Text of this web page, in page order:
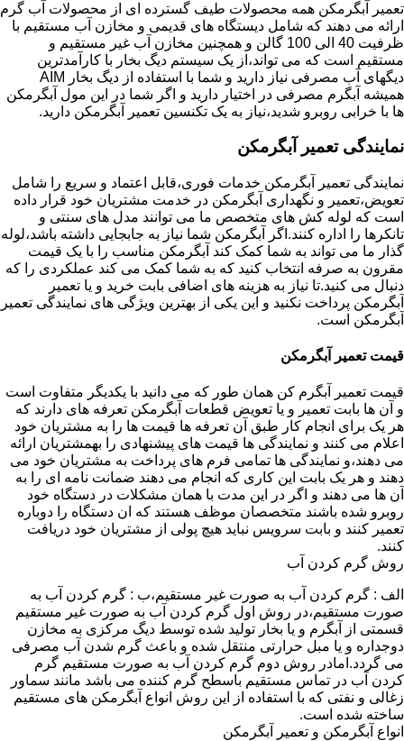
تعمیر آبگرمکن همه محصولات طیف گسترده ای از محصولات آب گرم
ارائه می دهند که شامل دیستگاه های قدیمی و مخازن آب مستقیم با
ظرفیت 40 الی 100 گالن و همچنین مخازن آب غیر مستقیم و
مستقیم است که می تواند،از یک سیستم دیگ بخار با کارآمدترین
دیگهای آب مصرفی نیاز دارید و شما با استفاده از دیگ بخار AIM
همیشه آبگرم مصرفی در اختیار دارید و اگر شما در این مول آبگرمکن
ها با خرابی روبرو شدید،نیاز به یک تکنسین تعمیر آبگرمکن دارید.
نمایندگی تعمیر آبگرمکن
نمایندگی تعمیر آبگرمکن خدمات فوری،قابل اعتماد و سریع را شامل
تعویض،تعمیر و نگهداری آبگرمکن در خدمت مشتریان خود قرار داده
است که لوله کش های متخصص ما می توانند مدل های سنتی و
تانکرها را اداره کنند.اگر آبگرمکن شما نیاز به جابجایی داشته باشد،لوله
گذار ما می تواند به شما کمک کند آبگرمکن مناسب را با یک قیمت
مقرون به صرفه انتخاب کنید که به شما کمک می کند عملکردی را که
دنبال می کنید.تا نیاز به هزینه های اضافی بابت خرید و یا تعمیر
آبگرمکن پرداخت نکنید و این یکی از بهترین ویژگی های نمایندگی تعمیر
آبگرمکن است.
قیمت تعمیر آبگرمکن
قیمت تعمیر آبگرم کن همان طور که می دانید با یکدیگر متفاوت است
و آن ها بابت تعمیر و یا تعویض قطعات آبگرمکن تعرفه های دارند که
هر یک برای انجام کار طبق آن تعرفه ها قیمت ها را به مشتریان خود
اعلام می کنند و نمایندگی ها قیمت های پیشنهادی را بهمشتریان ارائه
می دهند،و نمایندگی ها تمامی فرم های پرداخت به مشتریان خود می
دهند و هر یک بابت این کاری که انجام می دهند ضمانت نامه ای را به
آن ها می دهند و اگر در این مدت با همان مشکلات در دستگاه خود
روبرو شده باشند متخصصان موظف هستند که ان دستگاه را دوباره
تعمیر کنند و بابت سرویس نباید هیچ پولی از مشتریان خود دریافت
کنند.
روش گرم کردن آب
الف : گرم کردن آب به صورت غیر مستقیم،ب : گرم کردن آب به
صورت مستقیم،در روش اول گرم کردن آب به صورت غیر مستقیم
قسمتی از آبگرم و یا بخار تولید شده توسط دیگ مرکزی به مخازن
دوجداره و یا مبل حرارتی منتقل شده و باعث گرم شدن آب مصرفی
می گردد.امادر روش دوم گرم کردن آب به صورت مستقیم گرم
کردن آب در تماس مستقیم باسطح گرم کننده می باشد مانند سماور
زغالی و نفتی که با استفاده از این روش انواع آبگرمکن های مستقیم
ساخته شده است.
انواع آبگرمکن و تعمیر آبگرمکن